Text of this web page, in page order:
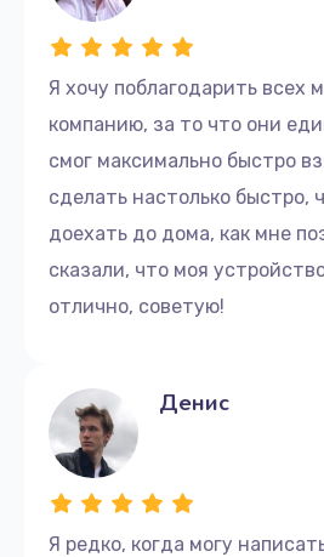
Я хочу поблагодарить всех
компанию, за то что они
смог максимально быстро
сделать настолько быстро,
доехать до дома, как мне
сказали, что моя
отлично, советую!
Я редко, когда могу
Денис